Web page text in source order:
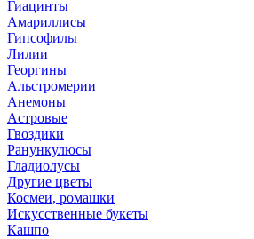
Гиацинты
Амариллисы
Гипсофилы
Лилии
Георгины
Альстромерии
Анемоны
Астровые
Гвоздики
Ранункулюсы
Гладиолусы
Другие цветы
Космеи, ромашки
Искусственные букеты
Кашпо